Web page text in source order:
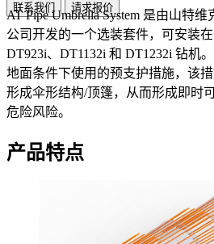
联系我们 请求报价
AT Pipe Umbrella System 是由山特
公司开发的一个选装套件，可安装
DT923i、DT1132i 和 DT1232i 钻机
地面条件下使用的预支护措施，该
形成伞形结构/顶篷，从而形成即时
危险风险。
产品特点